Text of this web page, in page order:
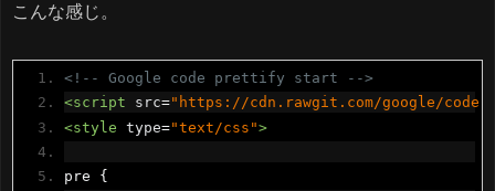
こんな感じ。
<!-- Google code prettify start -->
<script
src="https://cdn.rawgit.com/google/
<style
type="text/css">
pre {